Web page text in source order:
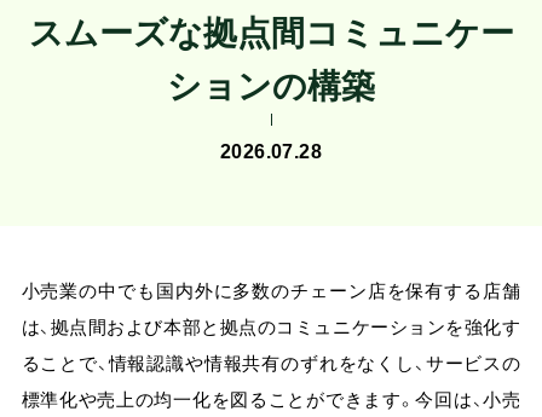
解決できる課題
よくある質問
AI-UEOフォーラム 会員限定
スムーズな拠点間コミュニケー
ションの構築
2026.07.28
小売業の中でも国内外に多数のチェーン店を保有する店舗
は、拠点間および本部と拠点のコミュニケーションを強化す
ることで、情報認識や情報共有のずれをなくし、サービスの
標準化や売上の均一化を図ることができます。今回は、小売